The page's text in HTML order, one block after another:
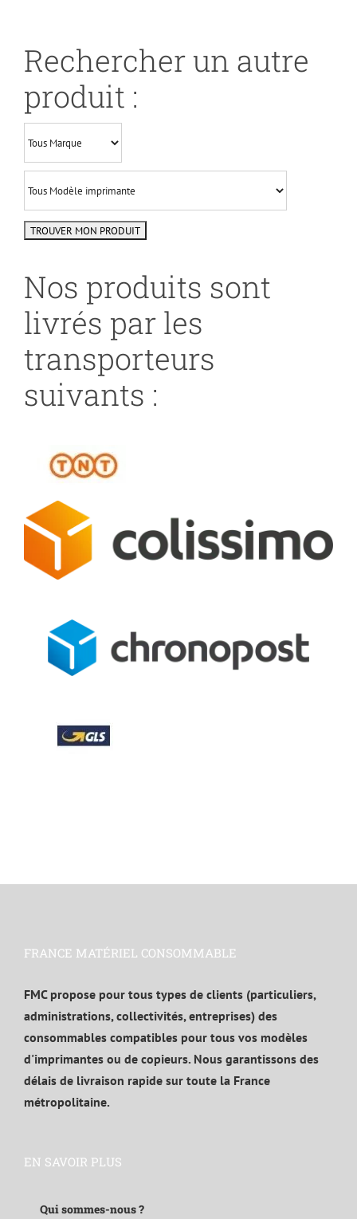
Rechercher un autre
produit :
Nos produits sont
livrés par les
transporteurs
suivants :
FRANCE MATÉRIEL CONSOMMABLE
FMC propose pour tous types de clients (particuliers,
administrations, collectivités, entreprises) des
consommables compatibles pour tous vos modèles
d'imprimantes ou de copieurs. Nous garantissons des
délais de livraison rapide sur toute la France
métropolitaine.
EN SAVOIR PLUS
Qui sommes-nous ?